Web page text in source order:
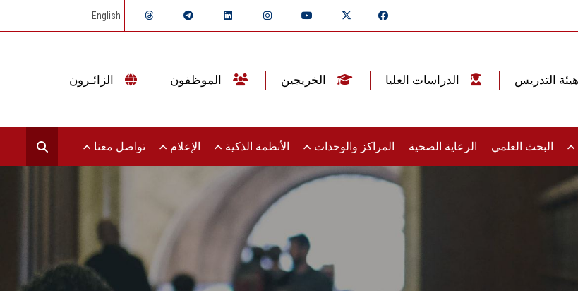
English
البحث العلمي الرعاية الصحية المراكز والوحدات الأنظمة الذكية الإعلام تواصل معنا